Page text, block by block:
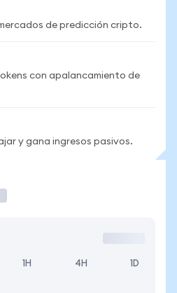
de predicción cripto.
con apalancamiento de
y gana ingresos pasivos.
1H 4H 1D